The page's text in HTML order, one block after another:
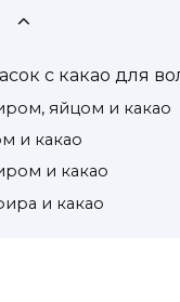
с какао для
яйцом и какао
и какао
и какао
и какао